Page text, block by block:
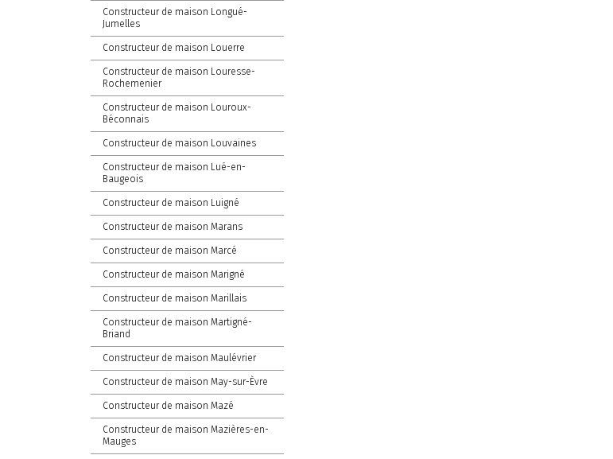
Constructeur de maison Longué-
Jumelles
Constructeur de maison Louerre
Constructeur de maison Louresse-
Rochemenier
Constructeur de maison Louroux-
Béconnais
Constructeur de maison Louvaines
Constructeur de maison Lué-en-
Baugeois
Constructeur de maison Luigné
Constructeur de maison Marans
Constructeur de maison Marcé
Constructeur de maison Marigné
Constructeur de maison Marillais
Constructeur de maison Martigné-
Briand
Constructeur de maison Maulévrier
Constructeur de maison May-sur-Èvre
Constructeur de maison Mazé
Constructeur de maison Mazières-en-
Mauges